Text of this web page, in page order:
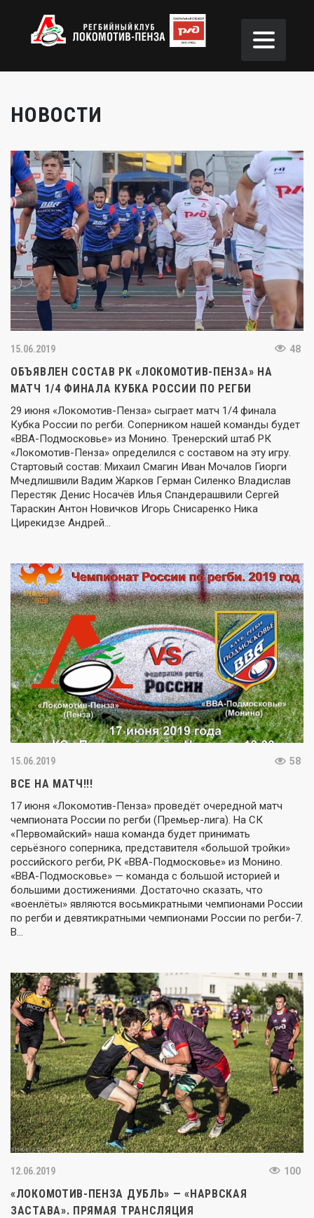
НОВОСТИ
15.06.2019 48
ОБЪЯВЛЕН СОСТАВ РК «ЛОКОМОТИВ-ПЕНЗА» НА
МАТЧ 1/4 ФИНАЛА КУБКА РОССИИ ПО РЕГБИ
29 июня «Локомотив-Пенза» сыграет матч 1/4 финала
Кубка России по регби. Соперником нашей команды будет
«ВВА-Подмосковье» из Монино. Тренерский штаб РК
«Локомотив-Пенза» определился с составом на эту игру.
Стартовый состав: Михаил Смагин Иван Мочалов Гиорги
Мчедлишвили Вадим Жарков Герман Силенко Владислав
Перестяк Денис Носачёв Илья Спандерашвили Сергей
Тараскин Антон Новичков Игорь Снисаренко Ника
Цирекидзе Андрей…
15.06.2019 58
ВСЕ НА МАТЧ!!!
17 июня «Локомотив-Пенза» проведёт очередной матч
чемпионата России по регби (Премьер-лига). На СК
«Первомайский» наша команда будет принимать
серьёзного соперника, представителя «большой тройки»
российского регби, РК «ВВА-Подмосковье» из Монино.
«ВВА-Подмосковье» — команда с большой историей и
большими достижениями. Достаточно сказать, что
«военлёты» являются восьмикратными чемпионами России
по регби и девятикратными чемпионами России по регби-7.
В…
12.06.2019 100
«ЛОКОМОТИВ-ПЕНЗА ДУБЛЬ» — «НАРВСКАЯ
ЗАСТАВА». ПРЯМАЯ ТРАНСЛЯЦИЯ